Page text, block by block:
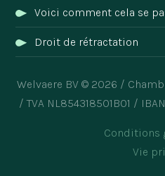
Voici comment cela se
Droit de rétractation
Welvaere BV © 2026 /
/ TVA NL854318501B01 /
Conditions
Vie